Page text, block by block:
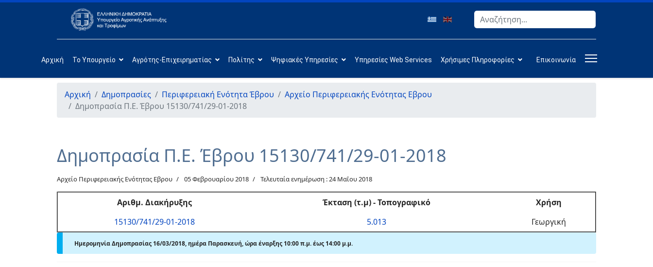
Αναζήτηση
Αρχική Το Υπουργείο Αγρότης-Επιχειρηματίας Πολίτης Ψηφιακές Υπηρεσίες Υπηρεσίες Web Services Χρήσιμες Πληροφορίες Επικοινωνία
Αρχική Δημοπρασίες Περιφερειακή Ενότητα Έβρου
Αρχείο Περιφερειακής Ενότητας Εβρου
Δημοπρασία Π.Ε. Έβρου 15130/741/29-01-2018
Δημοπρασία Π.Ε. Έβρου 15130/741/29-01-2018
Αρχείο Περιφερειακής Ενότητας Εβρου 05 Φεβρουαρίου 2018 Τελευταία ενημέρωση : 24 Μαΐου 2018
Αριθμ. Διακήρυξης Έκταση (τ.μ) - Τοπογραφικό
Χρήση
15130/741/29-01-2018
5.013 Γεωργική
Ημερομηνία Δημοπρασίας 16/03/2018, ημέρα Παρασκευή, ώρα έναρξης 10:00 π.μ. έως 14:00 μ.μ.